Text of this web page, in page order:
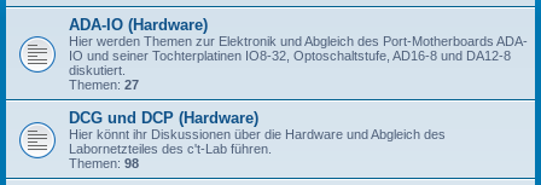
ADA-IO (Hardware)
Hier werden Themen zur Elektronik und Abgleich des Port-Motherboards ADA-
IO und seiner Tochterplatinen IO8-32, Optoschaltstufe, AD16-8 und DA12-8
diskutiert.
Themen: 27
DCG und DCP (Hardware)
Hier könnt ihr Diskussionen über die Hardware und Abgleich des
Labornetzteiles des c't-Lab führen.
Themen: 98